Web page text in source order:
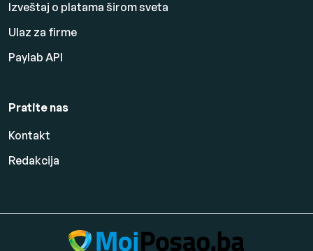
Izveštaj o platama širom sveta
Ulaz za firme
Paylab API
Pratite nas
Kontakt
Redakcija